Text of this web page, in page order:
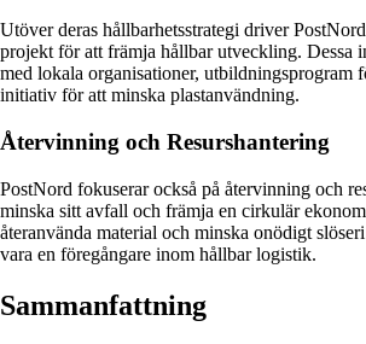
Utöver deras hållbarhetsstrategi driver
projekt för att främja hållbar utveckling. Dessa
med lokala organisationer, utbildningsprogram
initiativ för att minska plastanvändning.
Återvinning och Resurshantering
PostNord fokuserar också på återvinning och
minska sitt avfall och främja en cirkulär
återanvända material och minska onödigt
vara en föregångare inom hållbar logistik.
Sammanfattning